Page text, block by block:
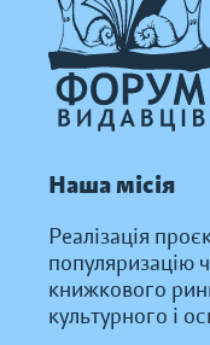
Наша місія
Реалізація
популяризацію
книжкового
культурного і